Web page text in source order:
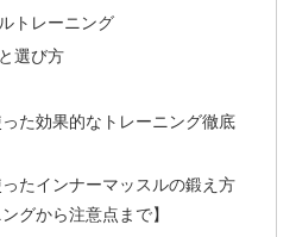
トレーニング
選び方
た効果的なトレーニング徹底
たインナーマッスルの鍛え方
グから注意点まで】